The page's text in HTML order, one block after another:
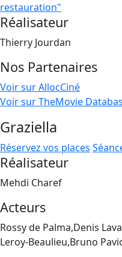
restauration"
Réalisateur
Thierry Jourdan
Nos Partenaires
Voir sur AllocCiné
Voir sur TheMovie
Graziella
Réservez vos places
Réalisateur
Mehdi Charef
Acteurs
Rossy de Palma,Denis
Leroy-Beaulieu,Bruno